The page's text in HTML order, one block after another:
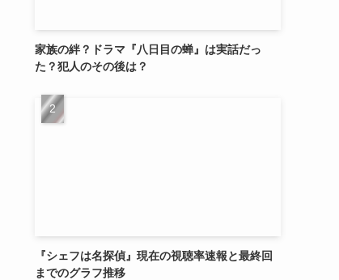
家族の絆？ドラマ『八日目の蝉』は実話だっ
た？犯人のその後は？
『シェフは名探偵』現在の視聴率速報と最終回
までのグラフ推移